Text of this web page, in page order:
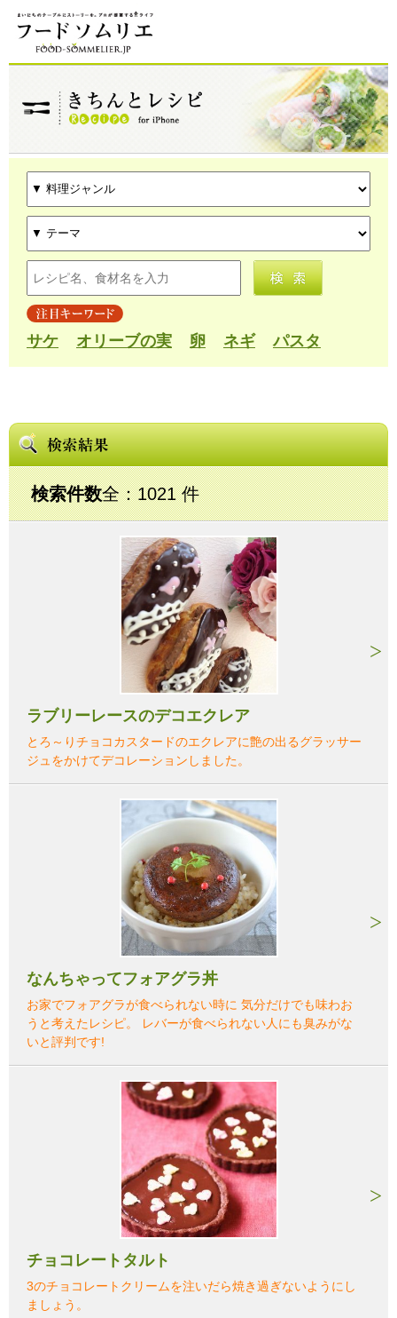
サケ オリーブの実 卵 ネギ パスタ
検索件数全：1021 件
ラブリーレースのデコエクレア
とろ～りチョコカスタードのエクレアに艶の出るグラッサー
ジュをかけてデコレーションしました。
なんちゃってフォアグラ丼
お家でフォアグラが食べられない時に 気分だけでも味わお
うと考えたレシピ。 レバーが食べられない人にも臭みがな
いと評判です!
チョコレートタルト
3のチョコレートクリームを注いだら焼き過ぎないようにし
ましょう。